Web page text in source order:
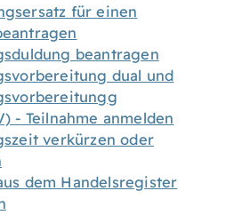
für einen
beantragen
dual und
- Teilnahme anmelden
verkürzen oder
dem Handelsregister